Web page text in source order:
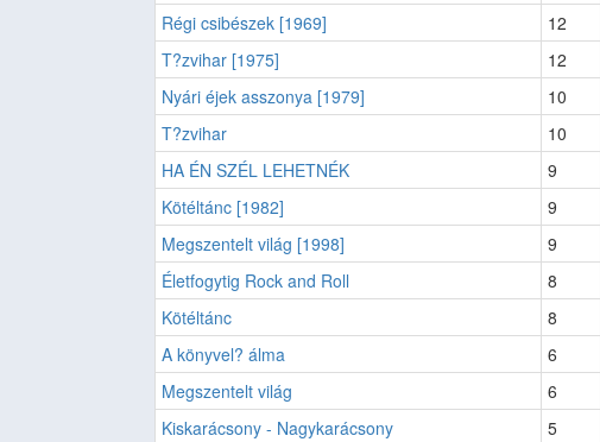
Régi csibészek [1969]
12
T?zvihar [1975]
12
Nyári éjek asszonya [1979]
10
T?zvihar
10
HA ÉN SZÉL LEHETNÉK
9
Kötéltánc [1982]
9
Megszentelt világ [1998]
9
Életfogytig Rock and Roll
8
Kötéltánc
8
A könyvel? álma
6
Megszentelt világ
6
Kiskarácsony - Nagykarácsony
5